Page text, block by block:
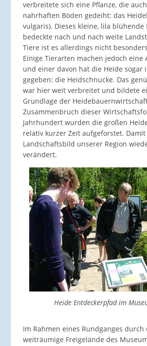
verbreitete sich eine Pflanze, die
nahrhaften Böden gedeiht: das
vulgaris). Dieses kleine, lila blühende
bedeckte nach und nach weite
Tiere ist es allerdings nicht
Einige Tierarten machen jedoch eine
und einer davon hat die Heide sogar
gegeben: die Heidschnucke. Das
war hier weit verbreitet und bildete
Grundlage der
Zusammenbruch dieser
Jahrhundert wurden die großen
relativ kurzer Zeit aufgeforstet.
Landschaftsbild unserer Region
verändert.
Heide Entdeckerpfad im
Im Rahmen eines Rundganges durch
weiträumige Freigelände des